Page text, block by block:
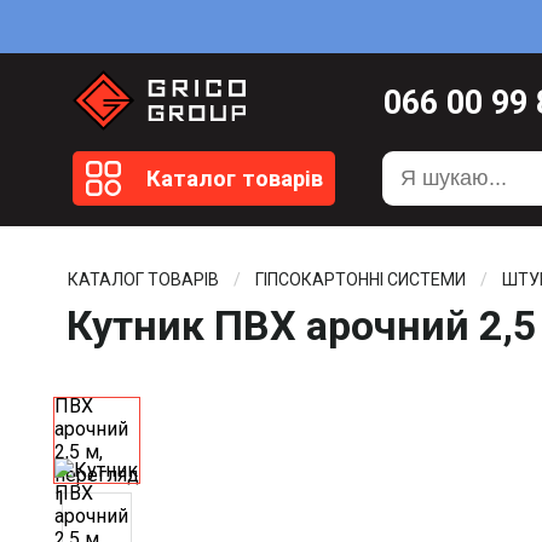
Каталог товарів
066 00 99
099 20 51
099 20 59
КАТАЛОГ ТОВАРІВ ГІПСОКАРТОННІ СИСТЕМИ
Кутник ПВХ арочний